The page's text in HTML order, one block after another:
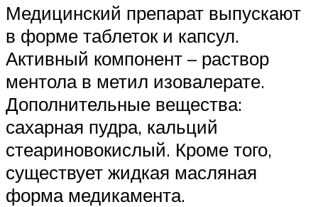
Медицинский препарат выпускают
в форме таблеток и капсул.
Активный компонент – раствор
ментола в метил изовалерате.
Дополнительные вещества:
сахарная пудра, кальций
стеариновокислый. Кроме того,
существует жидкая масляная
форма медикамента.